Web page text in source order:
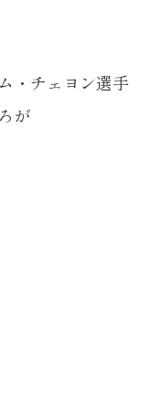
・チェヨン選手
が